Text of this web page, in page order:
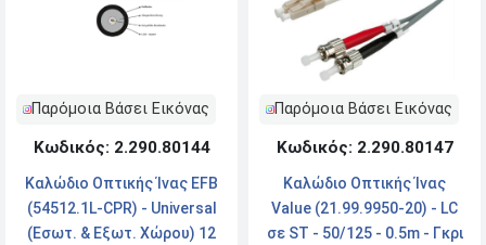
Παρόμοια Βάσει Εικόνας
Κωδικός: 2.290.80144
Καλώδιο Οπτικής Ίνας EFB
(54512.1L-CPR) - Universal
(Εσωτ. & Εξωτ. Χώρου) 12
Παρόμοια Βάσει Εικόνας
Κωδικός: 2.290.80147
Καλώδιο Οπτικής Ίνας
Value (21.99.9950-20) - LC
σε ST - 50/125 - 0.5m - Γκρι